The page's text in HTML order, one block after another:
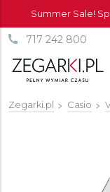
Summer Sale!
717 242 800
Zegarki.pl Casio